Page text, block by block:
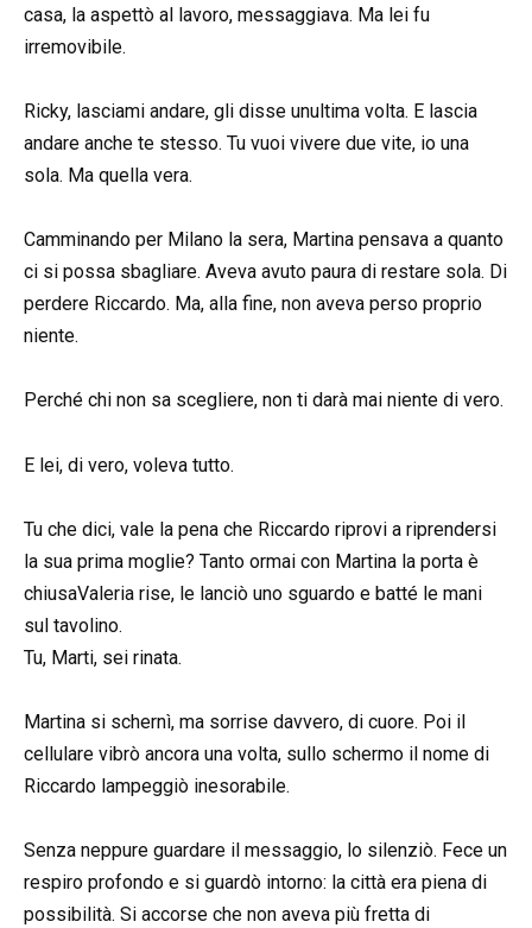
casa, la aspettò al lavoro, messaggiava. Ma lei fu
irremovibile.
Ricky, lasciami andare, gli disse unultima volta. E lascia
andare anche te stesso. Tu vuoi vivere due vite, io una
sola. Ma quella vera.
Camminando per Milano la sera, Martina pensava a quanto
ci si possa sbagliare. Aveva avuto paura di restare sola. Di
perdere Riccardo. Ma, alla fine, non aveva perso proprio
niente.
Perché chi non sa scegliere, non ti darà mai niente di vero.
E lei, di vero, voleva tutto.
Tu che dici, vale la pena che Riccardo riprovi a riprendersi
la sua prima moglie? Tanto ormai con Martina la porta è
chiusaValeria rise, le lanciò uno sguardo e batté le mani
sul tavolino.
Tu, Marti, sei rinata.
Martina si schernì, ma sorrise davvero, di cuore. Poi il
cellulare vibrò ancora una volta, sullo schermo il nome di
Riccardo lampeggiò inesorabile.
Senza neppure guardare il messaggio, lo silenziò. Fece un
respiro profondo e si guardò intorno: la città era piena di
possibilità. Si accorse che non aveva più fretta di